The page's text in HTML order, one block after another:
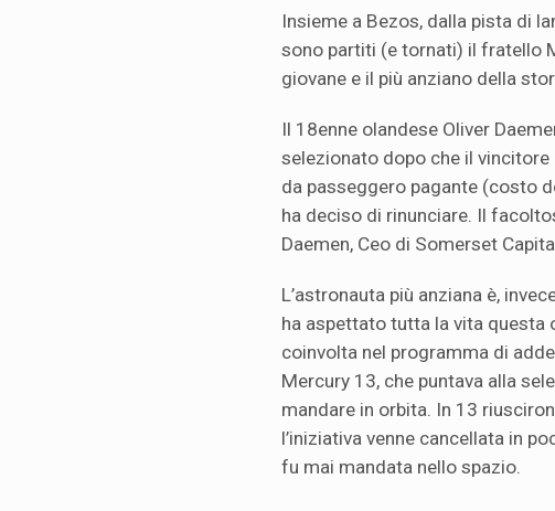
Insieme a Bezos, dalla pista di
sono partiti (e tornati) il fratello
giovane e il più anziano della
Il 18enne olandese Oliver
selezionato dopo che il
da passeggero pagante (costo
ha deciso di rinunciare. Il
Daemen, Ceo di Somerset
L’astronauta più anziana è,
ha aspettato tutta la vita questa
coinvolta nel programma di
Mercury 13, che puntava alla
mandare in orbita. In 13
l’iniziativa venne cancellata in
fu mai mandata nello spazio.